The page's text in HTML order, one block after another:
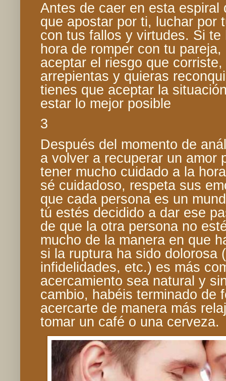
Antes de caer en esta espiral
que apostar por ti, luchar por
con tus fallos y virtudes. Si
hora de romper con tu
aceptar el riesgo que
arrepientas y quieras
tienes que aceptar la
estar lo mejor posible
3
Después del momento de
a volver a recuperar un amor
tener mucho cuidado a la
sé cuidadoso, respeta sus
que cada persona es un
tú estés decidido a dar ese
de que la otra persona no
mucho de la manera en que
si la ruptura ha sido dolorosa
infidelidades, etc.) es más
acercamiento sea natural y
cambio, habéis terminado de
acercarte de manera más
tomar un café o una cerveza.